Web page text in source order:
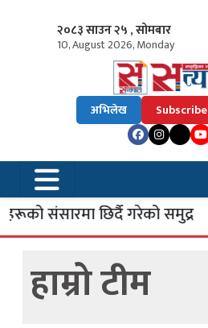
२०८३ साउन २५ , सोमबार
10, August 2026, Monday
अभिलेख Subscribe
संसारमा छिर्दै गरेको समुद्र
हाम्रो टीम